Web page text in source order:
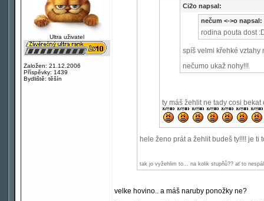
Ultra uživatel
Založen: 21.12.2006
Příspěvky: 1439
Bydliště: těšín
Ci2o napsal:
nečum <->o napsal:
rodina pouta dost
spíš velmi křehké vztahy
nečumo ukaž nohy!!!
ty máš žehlit ne tady cosi
hele ženo prát a žehlit budeš ty!!!! je ti
tak jo vyžehlim to... na kolik stupňů?? ať to
velke hovino.. a máš naruby ponožky ne?